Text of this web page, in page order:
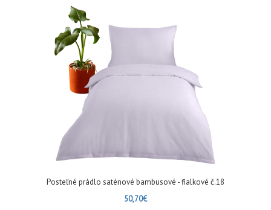
Posteľné prádlo saténové bambusové - fialkové č.18
50,70€